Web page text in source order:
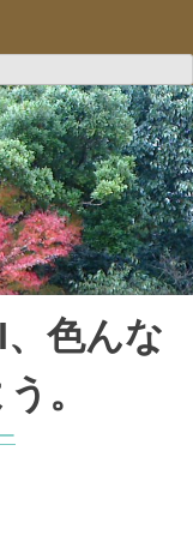
色んな
。